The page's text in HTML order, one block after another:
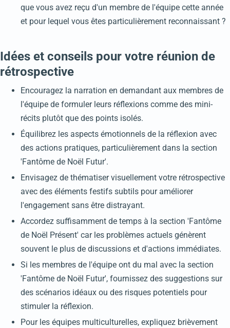
que vous avez reçu d'un membre de l'équipe cette année
et pour lequel vous êtes particulièrement reconnaissant ?
Idées et conseils pour votre réunion de
rétrospective
Encouragez la narration en demandant aux membres de
l'équipe de formuler leurs réflexions comme des mini-
récits plutôt que des points isolés.
Équilibrez les aspects émotionnels de la réflexion avec
des actions pratiques, particulièrement dans la section
'Fantôme de Noël Futur'.
Envisagez de thématiser visuellement votre rétrospective
avec des éléments festifs subtils pour améliorer
l'engagement sans être distrayant.
Accordez suffisamment de temps à la section 'Fantôme
de Noël Présent' car les problèmes actuels génèrent
souvent le plus de discussions et d'actions immédiates.
Si les membres de l'équipe ont du mal avec la section
'Fantôme de Noël Futur', fournissez des suggestions sur
des scénarios idéaux ou des risques potentiels pour
stimuler la réflexion.
Pour les équipes multiculturelles, expliquez brièvement